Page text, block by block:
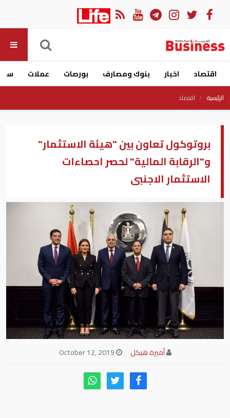
اقتصاد اخبار بنوك ومصارف بورصات عملات
الرئيسية اقتصاد
بروتوكول تعاون بين "هيئة الاستثمار"
و"الرقابة المالية" لحصر احصاءات
الاستثمار الاجنبى
أميرة هيكل